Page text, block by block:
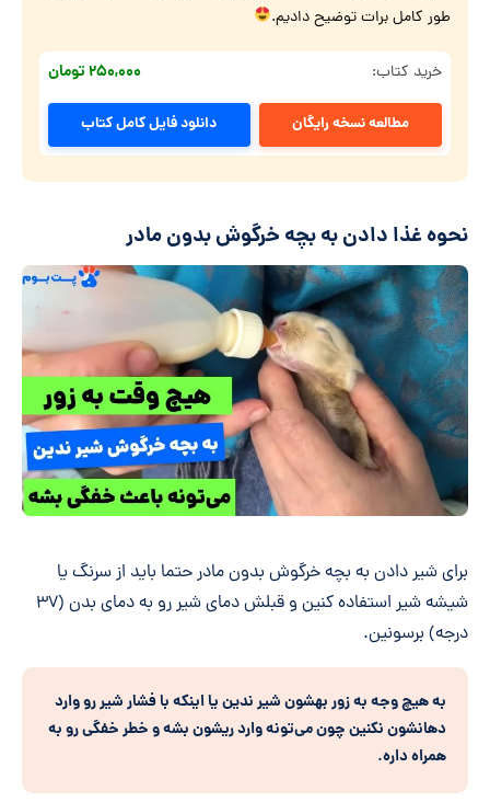
طور کامل برات توضیح دادیم.
خرید کتاب: ۲۵۰,۰۰۰ تومان
مطالعه نسخه رایگان دانلود فایل کامل کتاب
نحوه غذا دادن به بچه خرگوش بدون مادر
برای شیر دادن به بچه خرگوش بدون مادر حتما باید از سرنگ یا
شیشه شیر استفاده کنین و قبلش دمای شیر رو به دمای بدن (۳۷
درجه) برسونین.
به هیچ وجه به زور بهشون شیر ندین یا اینکه با فشار شیر رو وارد
دهانشون نکنین چون می‌تونه وارد ریشون بشه و خطر خفگی رو به
همراه داره.